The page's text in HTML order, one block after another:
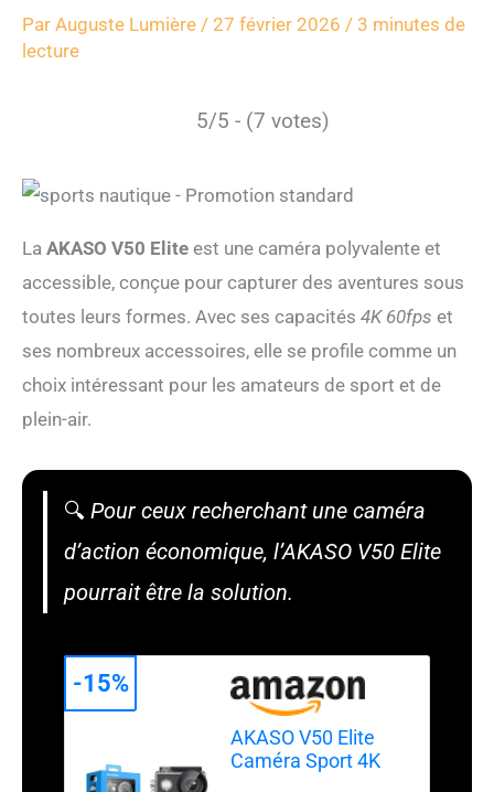
Par Auguste Lumière / 27 février 2026 / 3 minutes de
lecture
5/5 - (7 votes)
La AKASO V50 Elite est une caméra polyvalente et
accessible, conçue pour capturer des aventures sous
toutes leurs formes. Avec ses capacités 4K 60fps et
ses nombreux accessoires, elle se profile comme un
choix intéressant pour les amateurs de sport et de
plein-air.
🔍 Pour ceux recherchant une caméra
d’action économique, l’AKASO V50 Elite
pourrait être la solution.
AKASO V50 Elite
Caméra Sport 4K
-15%